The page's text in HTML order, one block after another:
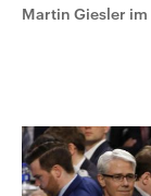
Wahl.
Martin Giesler